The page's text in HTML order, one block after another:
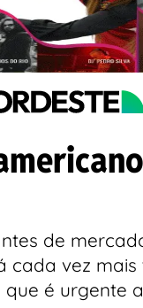
de
vez
é